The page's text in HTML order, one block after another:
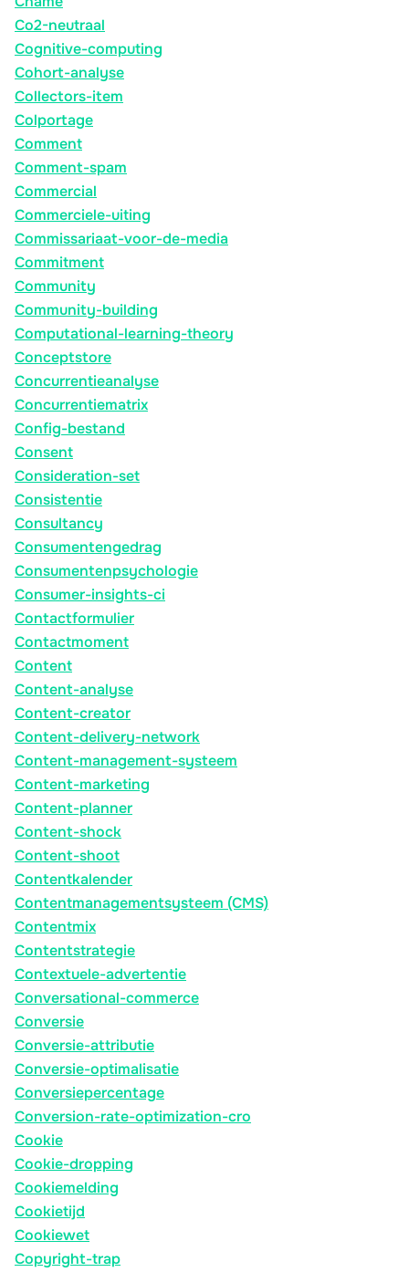
Co2-neutraal
Cognitive-computing
Cohort-analyse
Collectors-item
Colportage
Comment
Comment-spam
Commercial
Commerciele-uiting
Commissariaat-voor-de-media
Commitment
Community
Community-building
Computational-learning-theory
Conceptstore
Concurrentieanalyse
Concurrentiematrix
Config-bestand
Consent
Consideration-set
Consistentie
Consultancy
Consumentengedrag
Consumentenpsychologie
Consumer-insights-ci
Contactformulier
Contactmoment
Content
Content-analyse
Content-creator
Content-delivery-network
Content-management-systeem
Content-marketing
Content-planner
Content-shock
Content-shoot
Contentkalender
Contentmanagementsysteem (CMS)
Contentmix
Contentstrategie
Contextuele-advertentie
Conversational-commerce
Conversie
Conversie-attributie
Conversie-optimalisatie
Conversiepercentage
Conversion-rate-optimization-cro
Cookie
Cookie-dropping
Cookiemelding
Cookietijd
Cookiewet
Copyright-trap